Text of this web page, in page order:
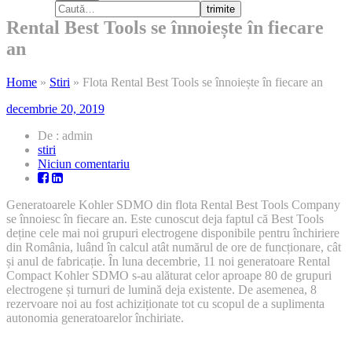
trimite
Rental Best Tools se înnoiește în fiecare
an
Home » Stiri » Flota Rental Best Tools se înnoiește în fiecare an
decembrie 20, 2019
De : admin
stiri
Niciun comentariu
Best
Tools
se
înnoiește
în
fiecare
an
Generatoarele Kohler SDMO din flota Rental Best Tools Company
se înnoiesc în fiecare an. Este cunoscut deja faptul că Best Tools
deține cele mai noi grupuri electrogene disponibile pentru închiriere
din România, luând în calcul atât numărul de ore de funcționare, cât
și anul de fabricație. În luna decembrie, 11 noi generatoare Rental
Compact Kohler SDMO s-au alăturat celor aproape 80 de grupuri
electrogene și turnuri de lumină deja existente. De asemenea, 8
rezervoare noi au fost achiziționate tot cu scopul de a suplimenta
autonomia generatoarelor închiriate.